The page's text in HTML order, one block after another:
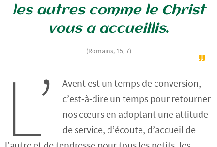
les autres comme le Christ
vous a accueillis.
(Romains, 15, 7)
L’
Avent est un temps de conversion,
c’est-à-dire un temps pour retourner
nos cœurs en adoptant une attitude
de service, d’écoute, d’accueil de